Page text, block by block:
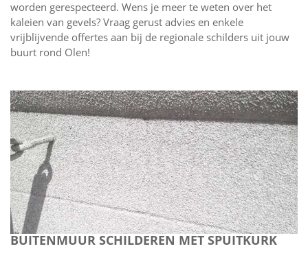
worden gerespecteerd. Wens je meer te weten over het
kaleien van gevels? Vraag gerust advies en enkele
vrijblijvende offertes aan bij de regionale schilders uit jouw
buurt rond Olen!
BUITENMUUR SCHILDEREN MET SPUITKURK